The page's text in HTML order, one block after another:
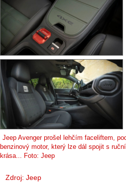
Jeep Avenger prošel lehčím faceliftem,
benzinový motor, který lze dál spojit s
krása... Foto: Jeep
Zdroj: Jeep